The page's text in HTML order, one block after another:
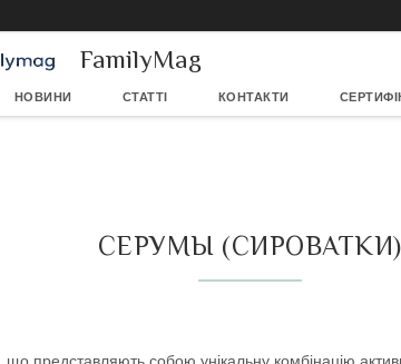
FamilyMag
НОВИНИ СТАТТІ КОНТАКТИ
СЕРУМЫ (СИРОВАТКИ)